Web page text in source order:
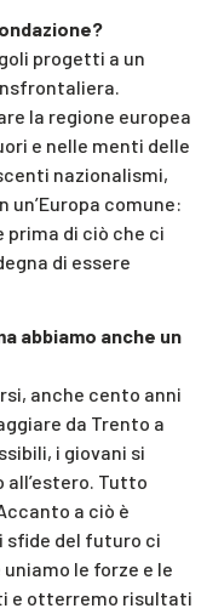
progetti a un
la regione europea
e nelle menti delle
nazionalismi,
comune:
prima di ciò che ci
di essere
abbiamo anche un
anche cento anni
da Trento a
i giovani si
all’estero. Tutto
a ciò è
sfide del futuro ci
le forze e le
e otterremo risultati